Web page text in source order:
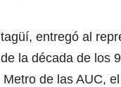
entregó al
la década de los
de las AUC,